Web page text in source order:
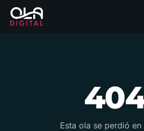
Esta ola se perdió en